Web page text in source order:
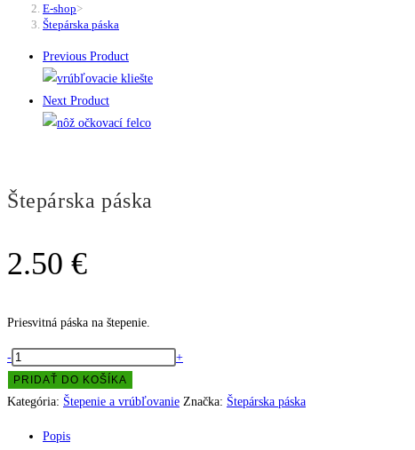
E-shop>
Štepárska páska
Previous Product
Next Product
Štepárska páska
2.50 €
Priesvitná páska na štepenie.
množstvo
Štepárska
páska
- +
PRIDAŤ DO KOŠÍKA
Kategória: Štepenie a vrúbľovanie Značka: Štepárska páska
Popis